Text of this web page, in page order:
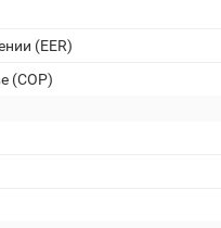
(EER)
(COP)